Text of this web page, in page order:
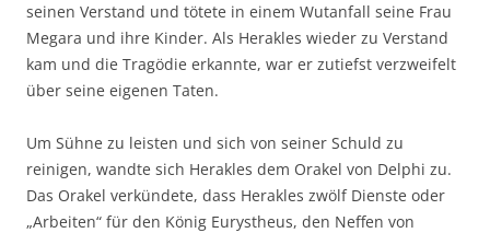
seinen Verstand und tötete in einem Wutanfall seine Frau
Megara und ihre Kinder. Als Herakles wieder zu Verstand
kam und die Tragödie erkannte, war er zutiefst verzweifelt
über seine eigenen Taten.
Um Sühne zu leisten und sich von seiner Schuld zu
reinigen, wandte sich Herakles dem Orakel von Delphi zu.
Das Orakel verkündete, dass Herakles zwölf Dienste oder
„Arbeiten“ für den König Eurystheus, den Neffen von